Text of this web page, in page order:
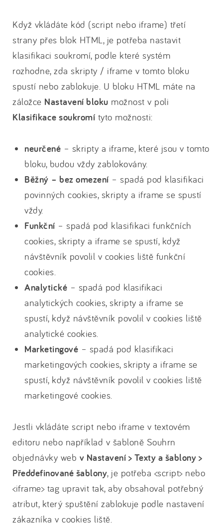
Když vkládáte kód (script nebo iframe) třetí
strany přes blok HTML, je potřeba nastavit
klasifikaci soukromí, podle které systém
rozhodne, zda skripty / iframe v tomto bloku
spustí nebo zablokuje. U bloku HTML máte na
záložce Nastavení bloku možnost v poli
Klasifikace soukromí tyto možnosti:
neurčené – skripty a iframe, které jsou v tomto
bloku, budou vždy zablokovány.
Běžný – bez omezení – spadá pod klasifikaci
povinných cookies, skripty a iframe se spustí
vždy.
Funkční – spadá pod klasifikaci funkčních
cookies, skripty a iframe se spustí, když
návštěvník povolil v cookies liště funkční
cookies.
Analytické – spadá pod klasifikaci
analytických cookies, skripty a iframe se
spustí, když návštěvník povolil v cookies liště
analytické cookies.
Marketingové – spadá pod klasifikaci
marketingových cookies, skripty a iframe se
spustí, když návštěvník povolil v cookies liště
marketingové cookies.
Jestli vkládáte script nebo iframe v textovém
editoru nebo například v šabloně Souhrn
objednávky web v Nastavení > Texty a šablony >
Předdefinované šablony, je potřeba <script> nebo
<iframe> tag upravit tak, aby obsahoval potřebný
atribut, který spuštění zablokuje podle nastavení
zákazníka v cookies liště.